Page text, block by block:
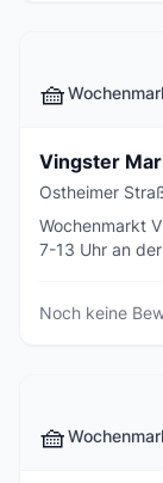
🧺
Vingster
Ostheimer
Wochenmarkt
7-13 Uhr an
Noch keine
🧺